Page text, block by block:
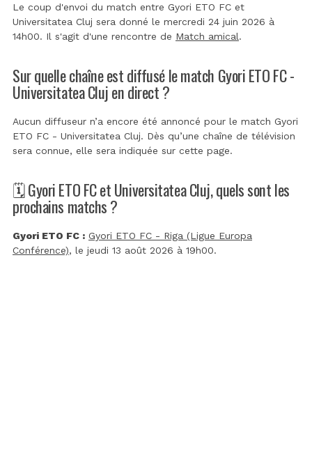
Le coup d'envoi du match entre Gyori ETO FC et
Universitatea Cluj sera donné le mercredi 24 juin 2026 à
14h00. Il s'agit d'une rencontre de Match amical.
Sur quelle chaîne est diffusé le match Gyori ETO FC -
Universitatea Cluj en direct ?
Aucun diffuseur n’a encore été annoncé pour le match Gyori
ETO FC - Universitatea Cluj. Dès qu’une chaîne de télévision
sera connue, elle sera indiquée sur cette page.
🗓️ Gyori ETO FC et Universitatea Cluj, quels sont les
prochains matchs ?
Gyori ETO FC : Gyori ETO FC - Riga (Ligue Europa
Conférence), le jeudi 13 août 2026 à 19h00.